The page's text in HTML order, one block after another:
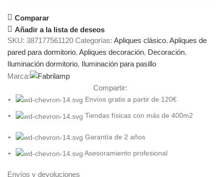
Comparar
Añadir a la lista de deseos
SKU: 387177561120 Categorías: Apliques clásico, Apliques de
pared para dormitorio, Apliques decoración, Decoración,
Iluminación dormitorio, Iluminación para pasillo
Marca:
Compartir:
Envíos gratis a partir de 120€
Tiendas físicas con más de 400m2
Garantía de 2 años
Asesoramiento profesional
Envíos y devoluciones